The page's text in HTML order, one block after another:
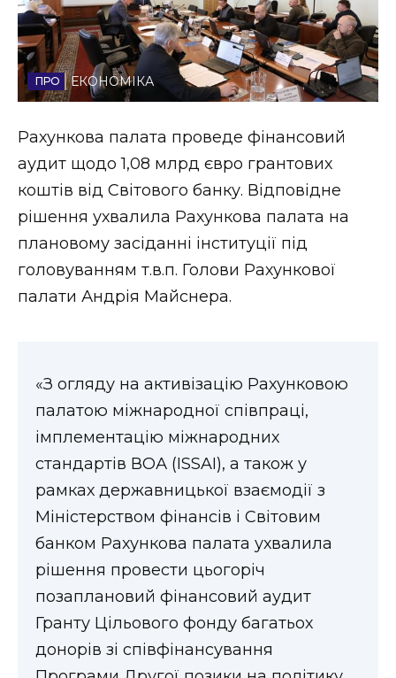
Спорт
Стиль життя
Втрачений Ужгород
Втрачений Ужгород (відеоверсія)
ЗАКАРПАТСЬКІ НОВИНИ
НОВИНИ ЗАХІДНОЇ УКРАЇНИ
ФОТО
ЕКОНОМІКА
Рахункова палата проведе фінансовий
аудит щодо 1,08 млрд євро грантових
коштів від Світового банку. Відповідне
рішення ухвалила Рахункова палата на
плановому засіданні інституції під
головуванням т.в.п. Голови Рахункової
палати Андрія Майснера.
«З огляду на активізацію Рахунковою
палатою міжнародної співпраці,
імплементацію міжнародних
стандартів ВОА (ISSAI), а також у
рамках державницької взаємодії з
Міністерством фінансів і Світовим
банком Рахункова палата ухвалила
рішення провести цьогоріч
позаплановий фінансовий аудит
Гранту Цільового фонду багатьох
донорів зі співфінансування